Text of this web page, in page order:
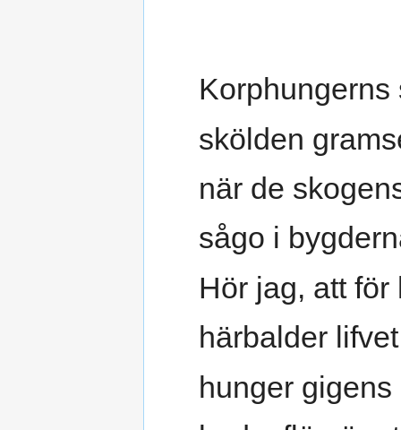
skölden
när de
sågo i
Hör jag, att
härbalder
hunger gigens